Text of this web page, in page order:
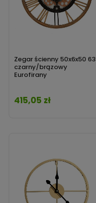
Zegar ścienny 50x6x50 63
czarny/brązowy
Eurofirany
Cena
415,05 zł